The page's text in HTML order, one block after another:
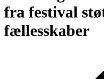
fra festival
fællesskaber